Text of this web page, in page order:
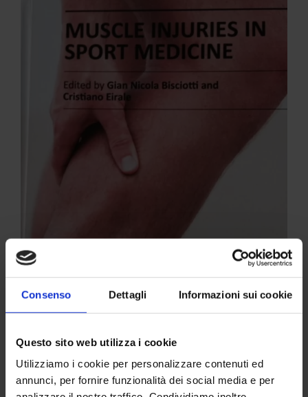
Consenso Dettagli Informazioni sui cookie
Questo sito web utilizza i cookie
Utilizziamo i cookie per personalizzare contenuti ed
annunci, per fornire funzionalità dei social media e per
volume di medicina sportiva intitolato“Muscle Injuries in
Sport Medecine”, edito da Gian Nicola Bisciotti e Cristiano